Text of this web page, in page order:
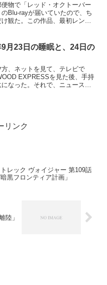
物で「レッド・オクトーバー
のBlu-rayが届いていたので、ち
け観た。この作品、最初レンタ
る。しかし、やっぱりBlu-ray
月23日の睡眠と、24日の
方、ネットを見て、テレビで
EXPRESSを見た後、手持
なった。それで、ニュースを
リンク
レック ヴォイジャー 第109話
暗黒フロンティア計画」
陸」